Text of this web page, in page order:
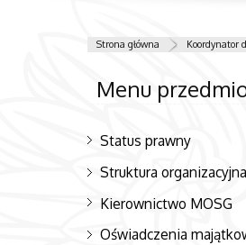
Strona główna Koordynator
Menu
Status prawny
Struktura organizacyjna
Kierownictwo MOSG
Oświadczenia